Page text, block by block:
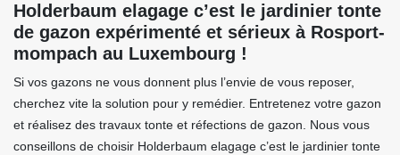
Holderbaum elagage c’est le jardinier tonte
de gazon expérimenté et sérieux à Rosport-
mompach au Luxembourg !
Si vos gazons ne vous donnent plus l’envie de vous reposer,
cherchez vite la solution pour y remédier. Entretenez votre gazon
et réalisez des travaux tonte et réfections de gazon. Nous vous
conseillons de choisir Holderbaum elagage c’est le jardinier tonte